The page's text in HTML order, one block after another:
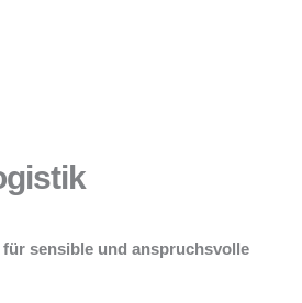
sensible und anspruchsvolle